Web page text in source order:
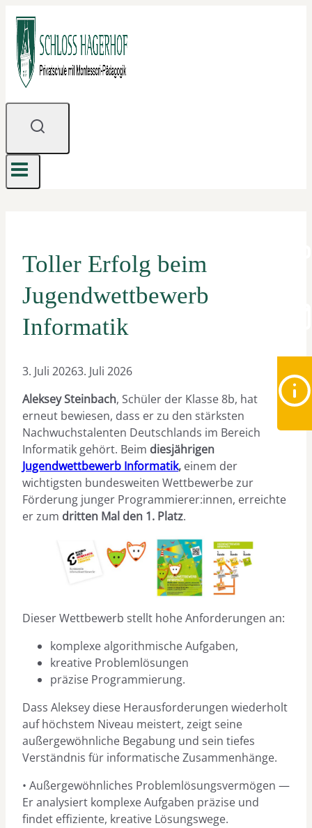
Zum
Inhalt
springen
Toller Erfolg beim
Jugendwettbewerb
Informatik
3. Juli 20263. Juli 2026
AlekseySteinbach, Schüler der Klasse 8b, hat
erneut bewiesen, dass er zu den stärksten
Nachwuchstalenten Deutschlands im Bereich
Informatik gehört. Beim diesjährigen
Jugendwettbewerb Informatik, einem der
wichtigsten bundesweiten Wettbewerbe zur
Förderung junger Programmierer:innen, erreichte
er zum dritten Mal den 1. Platz.
Dieser Wettbewerb stellt hohe Anforderungen an:
komplexe algorithmische Aufgaben,
kreative Problemlösungen
präzise Programmierung.
Dass Aleksey diese Herausforderungen wiederholt
auf höchstem Niveau meistert, zeigt seine
außergewöhnliche Begabung und sein tiefes
Verständnis für informatische Zusammenhänge.
• Außergewöhnliches Problemlösungsvermögen —
Er analysiert komplexe Aufgaben präzise und
findet effiziente, kreative Lösungswege.